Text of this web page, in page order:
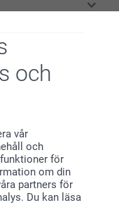
och
vår
och
för
om din
partners för
Du kan läsa
300 g
eller få vita
Pris/st.
Från